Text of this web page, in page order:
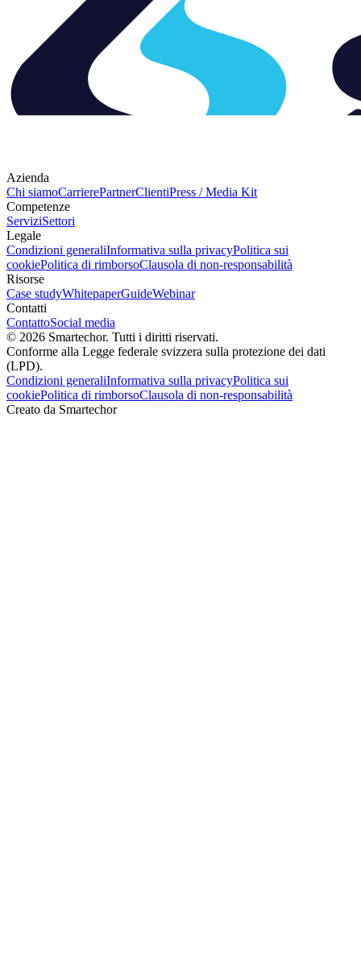
Azienda
Chi siamoCarrierePartnerClientiPress / Media Kit
Competenze
ServiziSettori
Legale
Condizioni generaliInformativa sulla privacyPolitica sui
cookiePolitica di rimborsoClausola di non‑responsabilità
Risorse
Case studyWhitepaperGuideWebinar
Contatti
ContattoSocial media
© 2026 Smartechor. Tutti i diritti riservati.
Conforme alla Legge federale svizzera sulla protezione dei dati
(LPD).
Condizioni generaliInformativa sulla privacyPolitica sui
cookiePolitica di rimborsoClausola di non‑responsabilità
Creato da Smartechor